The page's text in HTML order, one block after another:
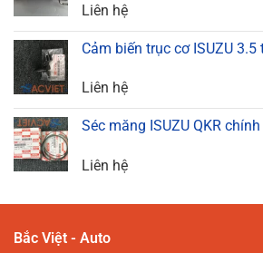
Liên hệ
Cảm biến trục cơ ISUZU 3.5
Liên hệ
Séc măng ISUZU QKR
Liên hệ
Bắc Việt - Auto